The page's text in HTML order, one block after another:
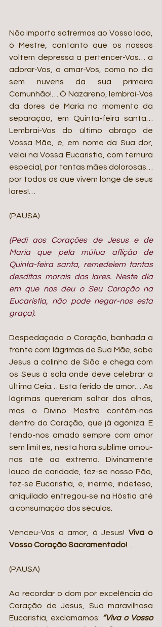
Não importa sofrermos ao Vosso lado,
ó Mestre, contanto que os nossos
voltem depressa a pertencer-Vos… a
adorar-Vos, a amar-Vos, como no dia
sem nuvens da sua primeira
Comunhão!… Ó Nazareno, lembrai-Vos
da dores de Maria no momento da
separação, em Quinta-feira santa…
Lembrai-Vos do último abraço de
Vossa Mãe, e, em nome da Sua dor,
velai na Vossa Eucaristia, com ternura
especial, por tantas mães dolorosas…
por todos os que vivem longe de seus
lares!…
(PAUSA)
(Pedi aos Corações de Jesus e de
Maria que pela mútua aflição de
Quinta-feira santa, remedeiem tantas
desditas morais dos lares. Neste dia
em que nos deu o Seu Coração na
Eucaristia, não pode negar-nos esta
graça).
Despedaçado o Coração, banhada a
fronte com lágrimas de Sua Mãe, sobe
Jesus a colinha de Sião e chega com
os Seus à sala onde deve celebrar a
última Ceia… Está ferido de amor… As
lágrimas quereriam saltar dos olhos,
mas o Divino Mestre contém-nas
dentro do Coração, que já agoniza. E
tendo-nos amado sempre com amor
sem limites, nesta hora sublime amou-
nos até ao extremo. Divinamente
louco de caridade, fez-se nosso Pão,
fez-se Eucaristia, e, inerme, indefeso,
aniquilado entregou-se na Hóstia até
a consumação dos séculos.
Venceu-Vos o amor, ó Jesus! Viva o
Vosso Coração Sacramentado!
(PAUSA)
Ao recordar o dom por excelência do
Coração de Jesus, Sua maravilhosa
Eucaristia, exclamamos: “Viva o Vosso